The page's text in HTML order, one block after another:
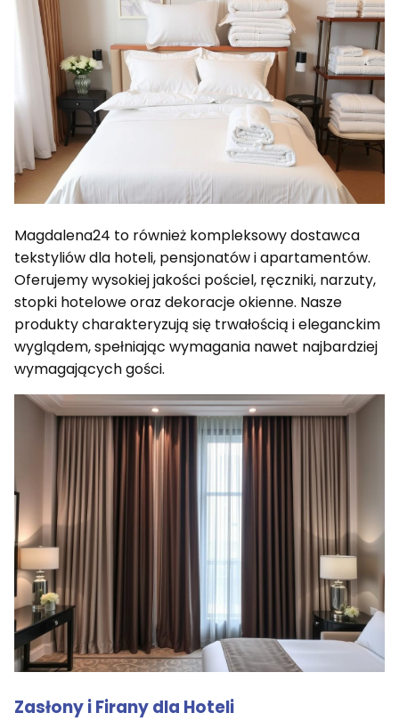
Magdalena24 to również kompleksowy dostawca
tekstyliów dla hoteli, pensjonatów i apartamentów.
Oferujemy wysokiej jakości pościel, ręczniki, narzuty,
stopki hotelowe oraz dekoracje okienne. Nasze
produkty charakteryzują się trwałością i eleganckim
wyglądem, spełniając wymagania nawet najbardziej
wymagających gości.
Zasłony i Firany dla Hoteli